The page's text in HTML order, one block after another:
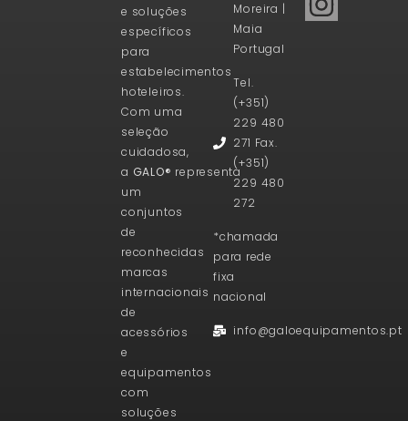
e soluções
específicos
para
estabelecimentos
hoteleiros.
Com uma
seleção
cuidadosa,
a GALO® representa
um
conjuntos
de
reconhecidas
marcas
internacionais
de
acessórios
e
equipamentos
com
soluções
Moreira |
Maia
Portugal
Tel.
(+351)
229 480
271 Fax.
(+351)
229 480
272
*chamada
para rede
fixa
nacional
info@galoequipamentos.pt